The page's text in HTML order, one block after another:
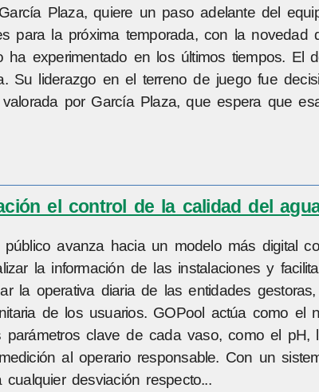
Plaza, quiere un paso adelante del
para la próxima temporada, con la novedad
experimentado en los últimos tiempos. El
Su liderazgo en el terreno de juego fue
por García Plaza, que espera que
el control de la calidad del
avanza hacia un modelo más digital
la información de las instalaciones y
la operativa diaria de las entidades
de los usuarios. GOPool actúa como el
parámetros clave de cada vaso, como el pH,
al operario responsable. Con un
desviación respecto...